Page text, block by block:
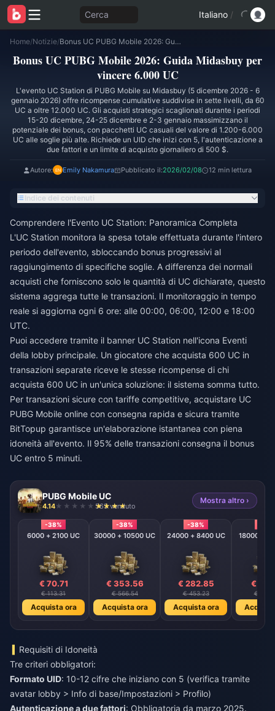
Cerca Italiano /
Home/Notizie/ Bonus UC PUBG Mobile 2026: Guida Midasbuy per vincere 6.000 UC
Bonus UC PUBG Mobile 2026: Guida Midasbuy per
vincere 6.000 UC
L'evento UC Station di PUBG Mobile su Midasbuy (5 dicembre 2026 - 6
gennaio 2026) offre ricompense cumulative suddivise in sette livelli, da 60
UC a oltre 12.000 UC. Gli acquisti strategici scaglionati durante i periodi
15-20 dicembre, 24-25 dicembre e 2-3 gennaio massimizzano il
potenziale dei bonus, con pacchetti UC casuali del valore di 1.200-6.000
UC alle soglie più alte. Richiede un UID che inizi con 5, l'autenticazione a
due fattori e un limite di acquisto giornaliero di 500 $.
Autore: Emily Nakamura Pubblicato il:2026/02/08 12 min lettura
Indice dei contenuti
Comprendere l'Evento UC Station: Panoramica Completa
L'UC Station monitora la spesa totale effettuata durante l'intero
periodo dell'evento, sbloccando bonus progressivi al
raggiungimento di specifiche soglie. A differenza dei normali
acquisti che forniscono solo le quantità di UC dichiarate, questo
sistema aggrega tutte le transazioni. Il monitoraggio in tempo
reale si aggiorna ogni 6 ore: alle 00:00, 06:00, 12:00 e 18:00
UTC.
Puoi accedere tramite il banner UC Station nell'icona Eventi
della lobby principale. Un giocatore che acquista 600 UC in
transazioni separate riceve le stesse ricompense di chi
acquista 600 UC in un'unica soluzione: il sistema somma tutto.
Per transazioni sicure con tariffe competitive, acquistare UC
PUBG Mobile online con consegna rapida e sicura tramite
BitTopup garantisce un'elaborazione istantanea con piena
idoneità all'evento. Il 95% delle transazioni consegna il bonus
UC entro 5 minuti.
PUBG Mobile UC
4.14 565 venduto
Mostra altro ›
-38%
6000 + 2100 UC
€ 70.71
€ 113.31
Acquista ora
-38%
30000 + 10500 UC
€ 353.56
€ 566.54
Acquista ora
-38%
24000 + 8400 UC
€ 282.85
€ 453.23
Acquista ora
18000 +
€
€
Requisiti di Idoneità
Tre criteri obbligatori:
Formato UID: 10-12 cifre che iniziano con 5 (verifica tramite
avatar lobby > Info di base/Impostazioni > Profilo)
Autenticazione a due fattori: Obbligatoria da marzo 2025.